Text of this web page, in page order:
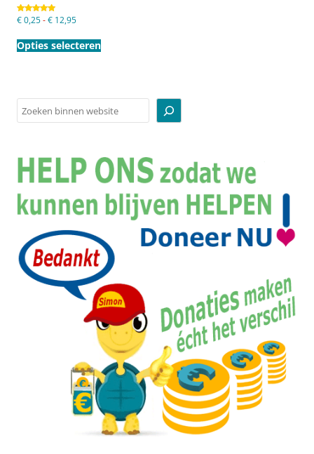
Gewaardeerd
4.94
€0,25-€ 12,95Prijsklasse:
tot
€ 12,95
Opties selecterenproduct
heeft
kan
gekozen
worden
Zoeken